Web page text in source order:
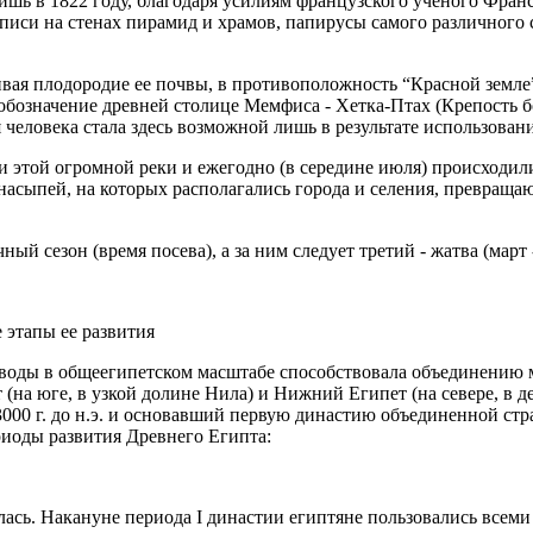
на стенах пирамид и храмов, папирусы самого
плодородие ее почвы, в противоположность “Красной
древней столице Мемфиса - Хетка-Птах
стала здесь возможной лишь в результате
огромной реки и ежегодно (в середине июля)
на которых располагались города и селения,
сезон (время посева), а за ним следует третий - жатва
ее развития
в общеегипетском масштабе способствовала
юге, в узкой долине Нила) и Нижний Египет (на севере, в
г. до н.э. и основавший первую династию объединенной
развития Древнего Египта:
Накануне периода I династии египтяне пользовались